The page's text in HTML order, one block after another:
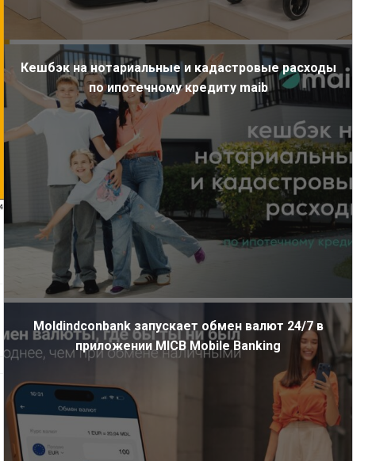
Кешбэк на нотариальные и кадастровые расходы
по ипотечному кредиту maib
Moldindconbank запускает обмен валют 24/7 в
приложении MICB Mobile Banking